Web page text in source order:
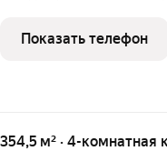
кухню-гостиную и
финишная отделка с
Показать телефон
354,5 м² · 4-комнатная